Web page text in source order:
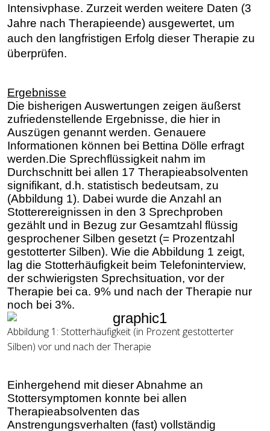
Intensivphase. Zurzeit werden weitere Daten (3
Jahre nach Therapieende) ausgewertet, um
auch den langfristigen Erfolg dieser Therapie zu
überprüfen.
Ergebnisse
Die bisherigen Auswertungen zeigen äußerst
zufriedenstellende Ergebnisse, die hier in
Auszügen genannt werden. Genauere
Informationen können bei Bettina Dölle erfragt
werden.Die Sprechflüssigkeit nahm im
Durchschnitt bei allen 17 Therapieabsolventen
signifikant, d.h. statistisch bedeutsam, zu
(Abbildung 1). Dabei wurde die Anzahl an
Stotterereignissen in den 3 Sprechproben
gezählt und in Bezug zur Gesamtzahl flüssig
gesprochener Silben gesetzt (= Prozentzahl
gestotterter Silben). Wie die Abbildung 1 zeigt,
lag die Stotterhäufigkeit beim Telefoninterview,
der schwierigsten Sprechsituation, vor der
Therapie bei ca. 9% und nach der Therapie nur
noch bei 3%.
Abbildung 1 : Stotterhäufigkeit (in Prozent gestotterter
Silben) vor und nach der Therapie
Einhergehend mit dieser Abnahme an
Stottersymptomen konnte bei allen
Therapieabsolventen das
Anstrengungsverhalten (fast) vollständig